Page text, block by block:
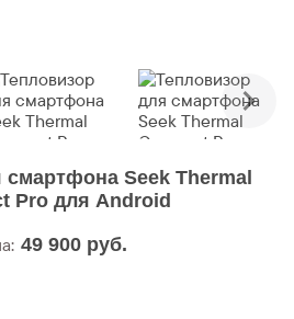
смартфона Seek Thermal
Pro для Android
49 900 руб.